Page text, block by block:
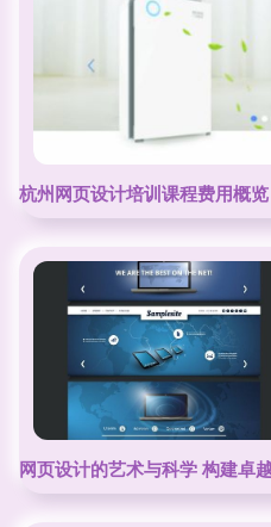
杭州网页设计培训课程费用概
网页设计的艺术与科学 构建卓